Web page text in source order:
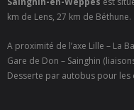
- Culture
- - Billetterie en ligne –
- - Médiathèque LA
km de Lens, 27 km de Béthune.
A proximité de l’axe Lille – La
Gare de Don – Sainghin
Desserte par autobus pour les